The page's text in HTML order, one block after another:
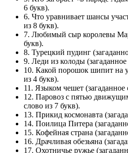
6 букв).
6. Что уравнивает шансы
из 8 букв).
7. Любимый сыр королевы
букв).
8. Турецкий пудинг
9. Леди из колоды
10. Какой порошок шипит на
из 4 букв).
11. Языком чешет (загаданное
12. Паровоз с пятью
слово из 7 букв).
13. Прикид космонавта
14. Поилица Питера
15. Кофейная страна
16. Драчливая обезьяна
17. Охотничье ружье